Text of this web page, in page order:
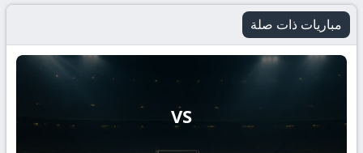
مباريات ذات صلة
VS